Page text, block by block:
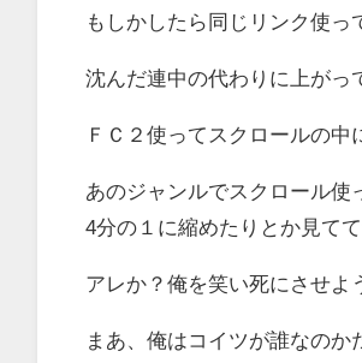
もしかしたら同じリンク使っ
沈んだ連中の代わりに上がっ
ＦＣ２使ってスクロールの中
あのジャンルでスクロール使
4分の１に縮めたりとか見てて
アレか？俺を笑い死にさせよ
まあ、俺はコイツが誰なの